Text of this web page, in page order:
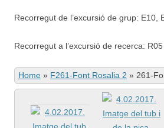
Recorregut de l’excursió de grup: E10,
Recorregut a l’excursió de recerca: R05
Home » F261-Font Rosalia 2 » 261-